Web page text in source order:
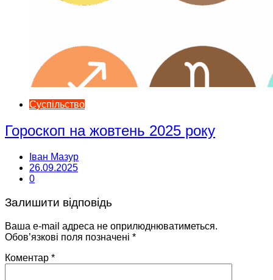
Суспільство
Гороскоп на жовтень 2025 року
Іван Мазур
26.09.2025
0
Залишити відповідь
Ваша e-mail адреса не оприлюднюватиметься.
Обов’язкові поля позначені *
Коментар *